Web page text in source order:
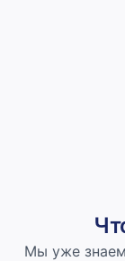
Мы уже